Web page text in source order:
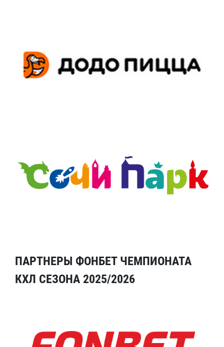
ПАРТНЕРЫ ФОНБЕТ ЧЕМПИОНАТА
КХЛ СЕЗОНА 2025/2026